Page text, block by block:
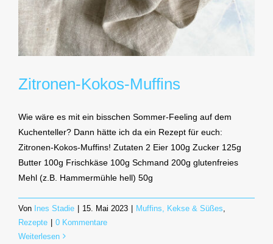
Zitronen-Kokos-Muffins
Wie wäre es mit ein bisschen Sommer-Feeling auf dem
Kuchenteller? Dann hätte ich da ein Rezept für euch:
Zitronen-Kokos-Muffins! Zutaten 2 Eier 100g Zucker 125g
Butter 100g Frischkäse 100g Schmand 200g glutenfreies
Mehl (z.B. Hammermühle hell) 50g
Von Ines Stadie | 15. Mai 2023 | Muffins, Kekse & Süßes
Rezepte | 0 Kommentare
Weiterlesen